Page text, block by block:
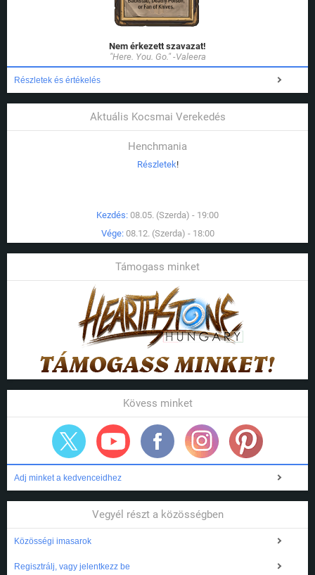
Nem érkezett szavazat!
"Here. You. Go." -Valeera
Részletek és értékelés
Aktuális Kocsmai Verekedés
Henchmania
Részletek!
Kezdés: 08.05. (Szerda) - 19:00
Vége: 08.12. (Szerda) - 18:00
Támogass minket
Kövess minket
Adj minket a kedvenceidhez
Vegyél részt a közösségben
Közösségi imasarok
Regisztrálj, vagy jelentkezz be